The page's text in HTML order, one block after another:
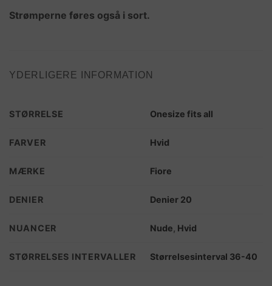
Strømperne føres også i sort.
YDERLIGERE INFORMATION
STØRRELSE Onesize fits all
FARVER Hvid
MÆRKE Fiore
DENIER Denier 20
NUANCER Nude Hvid
STØRRELSES INTERVALLER Størrelsesinterval 36-40